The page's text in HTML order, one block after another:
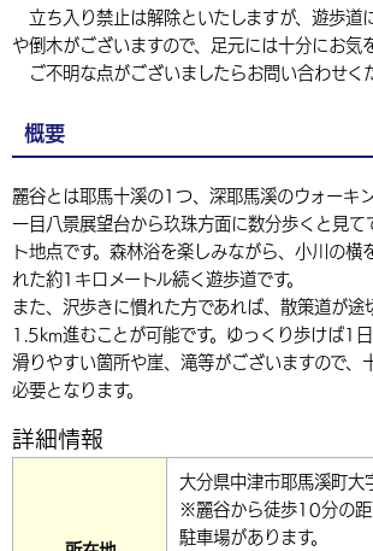
立ち入り禁止は解除といたしますが、遊歩道
や倒木がございますので、足元には十分にお気
ご不明な点がございましたらお問い合わせく
概要
麗谷とは耶馬十溪の1つ、深耶馬溪のウォーキン
一目八景展望台から玖珠方面に数分歩くと見て
ト地点です。森林浴を楽しみながら、小川の横
れた約1キロメートル続く遊歩道です。
また、沢歩きに慣れた方であれば、散策道が途
1.5km進むことが可能です。ゆっくり歩けば1日
滑りやすい箇所や崖、滝等がございますので、
必要となります。
詳細情報
大分県中津市耶馬溪町大
※麗谷から徒歩10分の
駐車場があります。